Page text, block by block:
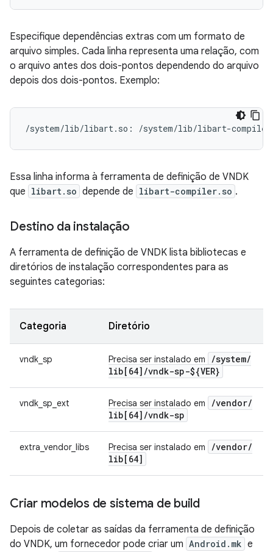
Especifique dependências extras com um formato de
arquivo simples. Cada linha representa uma relação, com
o arquivo antes dos dois-pontos dependendo do arquivo
depois dos dois-pontos. Exemplo:
/system/lib/libart.so: /system/lib/libart-
Essa linha informa à ferramenta de definição de VNDK
que libart.so depende de libart-compiler.so .
Destino da instalação
A ferramenta de definição de VNDK lista bibliotecas e
diretórios de instalação correspondentes para as
seguintes categorias:
Categoria Diretório
vndk_sp Precisa ser instalado em /system/
lib[64] /vndk-sp-${VER}
vndk_sp_ext Precisa ser instalado em /vendor/
lib[64] /vndk-sp
extra_vendor_libs Precisa ser instalado em /vendor/
lib[64]
Criar modelos de sistema de build
Depois de coletar as saídas da ferramenta de definição
do VNDK, um fornecedor pode criar um Android.mk e